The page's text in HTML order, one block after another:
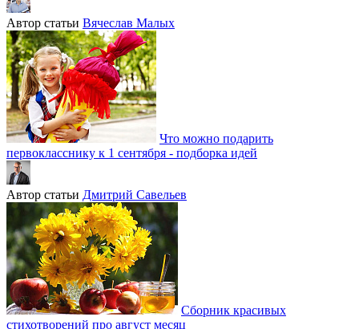
Автор статьи Вячеслав Малых
Что можно подарить
первокласснику к 1 сентября - подборка идей
Автор статьи Дмитрий Савельев
Сборник красивых
стихотворений про август месяц